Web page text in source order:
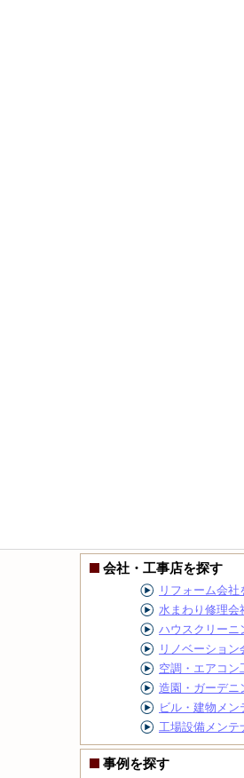
会社・工事店を探す
リフォーム会社
水まわり修理会
ハウスクリーニ
リノベーション
空調・エアコン
造園・ガーデニ
ビル・建物メン
工場設備メンテ
事例を探す